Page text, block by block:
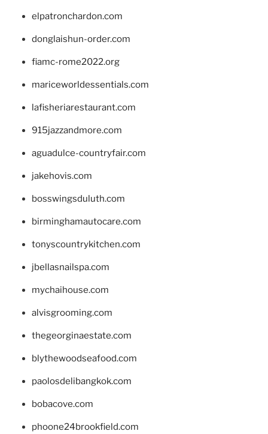
elpatronchardon.com
donglaishun-order.com
fiamc-rome2022.org
mariceworldessentials.com
lafisheriarestaurant.com
915jazzandmore.com
aguadulce-countryfair.com
jakehovis.com
bosswingsduluth.com
birminghamautocare.com
tonyscountrykitchen.com
jbellasnailspa.com
mychaihouse.com
alvisgrooming.com
thegeorginaestate.com
blythewoodseafood.com
paolosdelibangkok.com
bobacove.com
phoone24brookfield.com